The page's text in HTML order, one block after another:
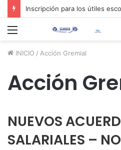
Inscripción para los útiles
Menú
INICIO / Acción Gremial
Acción
NUEVOS
SALARIALES –